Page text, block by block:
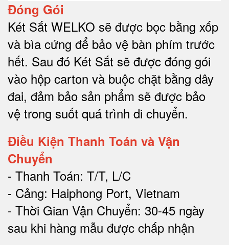
Đóng Gói
Két Sắt WELKO sẽ được bọc bằng xốp
và bìa cứng để bảo vệ bàn phím trước
hết. Sau đó Két Sắt sẽ được đóng gói
vào hộp carton và buộc chặt bằng dây
đai, đảm bảo sản phẩm sẽ được bảo
vệ trong suốt quá trình di chuyển.
Điều Kiện Thanh Toán và Vận
Chuyển
- Thanh Toán: T/T, L/C
- Cảng: Haiphong Port, Vietnam
- Thời Gian Vận Chuyển: 30-45 ngày
sau khi hàng mẫu được chấp nhận